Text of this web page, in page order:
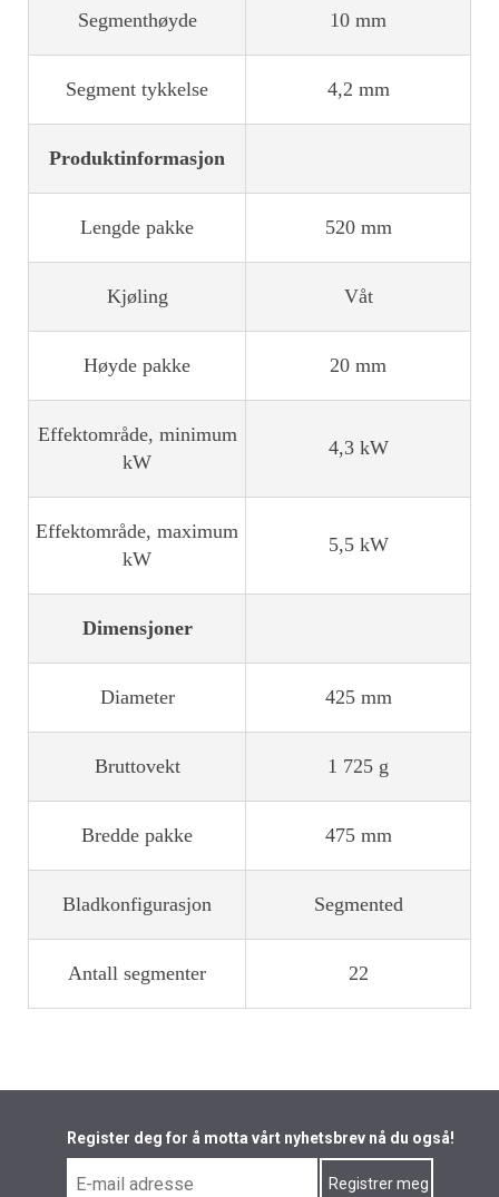
Segmenthøyde 10 mm
Segment tykkelse 4,2 mm
Produktinformasjon
Lengde pakke 520 mm
Kjøling Våt
Høyde pakke 20 mm
Effektområde, minimum
kW
4,3 kW
Effektområde, maximum
kW
5,5 kW
Dimensjoner
Diameter 425 mm
Bruttovekt 1 725 g
Bredde pakke 475 mm
Bladkonfigurasjon Segmented
Antall segmenter 22
Register deg for å motta vårt nyhetsbrev nå du også!